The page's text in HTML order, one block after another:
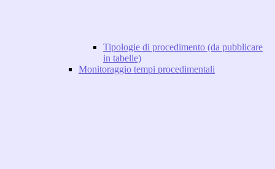
Tipologie di procedimento (da pubblicare
in tabelle)
Monitoraggio tempi procedimentali